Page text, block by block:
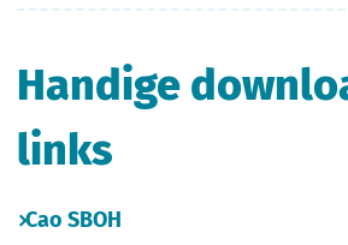
Handige
links
Cao SBOH